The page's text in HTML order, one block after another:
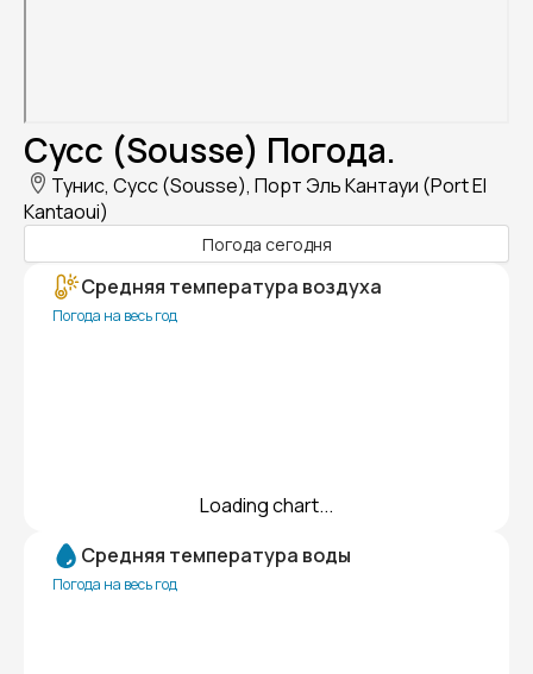
Сусс (Sousse) Погода.
Тунис, Сусс (Sousse), Порт Эль Кантауи (Port El
Kantaoui)
Погода сегодня
Средняя температура воздуха
Погода на весь год
Loading chart...
Средняя температура воды
Погода на весь год